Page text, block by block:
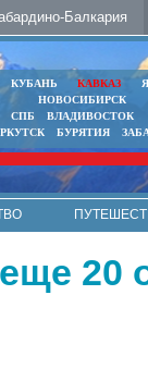
Балкария
КУБАНЬ КАВКАЗ
НОВОСИБИРСК
СПБ
ВЛАДИВОСТОК
БУРЯТИЯ
20